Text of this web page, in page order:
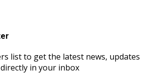
list to get the latest news, updates
in your inbox